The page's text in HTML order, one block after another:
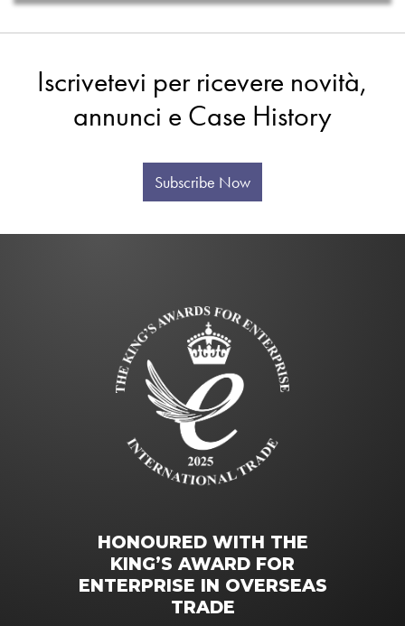
Iscrivetevi per ricevere novità,
annunci e Case History
Subscribe Now
HONOURED WITH THE
KING’S AWARD FOR
ENTERPRISE IN OVERSEAS
TRADE